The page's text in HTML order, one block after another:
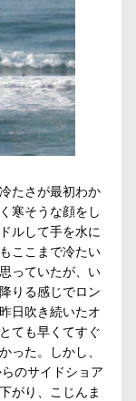
たさが最初わか
寒そうな顔をし
ルして手を水に
ここまで冷たい
っていたが、い
りる感じでロン
日吹き続いたオ
ても早くてすぐ
った。しかし、
のサイドショア
がり、こじんま